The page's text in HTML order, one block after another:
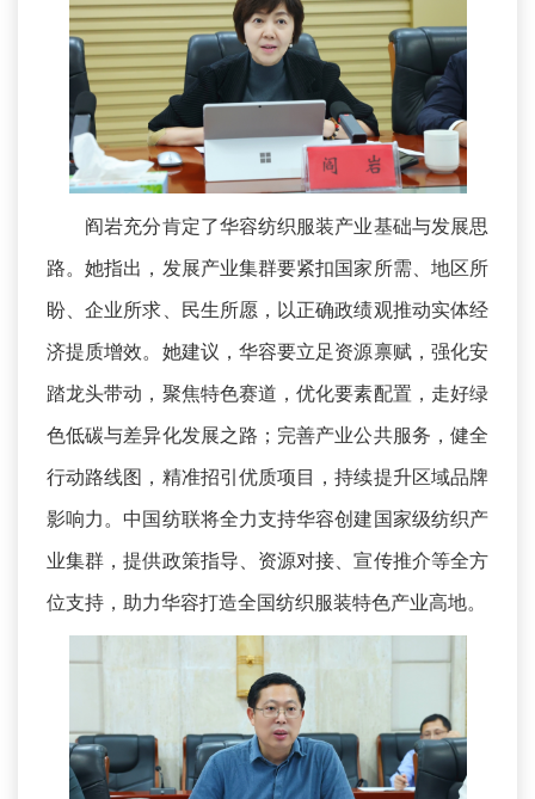
阎岩充分肯定了华容纺织服装产业基础与发展思
路。她指出，发展产业集群要紧扣国家所需、地区所
盼、企业所求、民生所愿，以正确政绩观推动实体经
济提质增效。她建议，华容要立足资源禀赋，强化安
踏龙头带动，聚焦特色赛道，优化要素配置，走好绿
色低碳与差异化发展之路；完善产业公共服务，健全
行动路线图，精准招引优质项目，持续提升区域品牌
影响力。中国纺联将全力支持华容创建国家级纺织产
业集群，提供政策指导、资源对接、宣传推介等全方
位支持，助力华容打造全国纺织服装特色产业高地。